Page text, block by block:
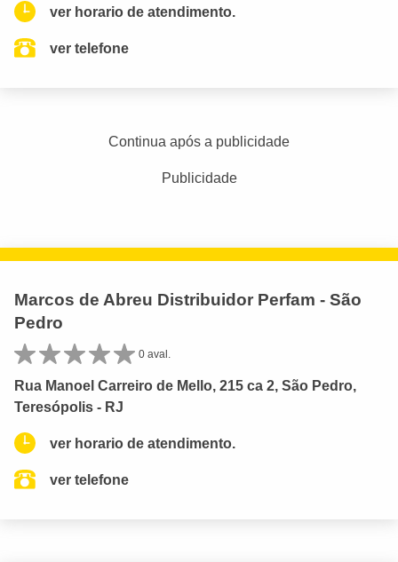
ver horario de atendimento.
ver telefone
Continua após a publicidade
Publicidade
Marcos de Abreu Distribuidor Perfam - São
Pedro
0 aval.
Rua Manoel Carreiro de Mello, 215 ca 2, São Pedro,
Teresópolis - RJ
ver horario de atendimento.
ver telefone